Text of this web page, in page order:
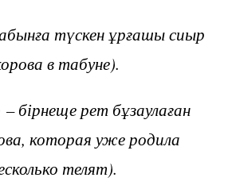
түскен ұрғашы сиыр
в табуне).
– бірнеще рет бұзаулаған
которая уже родила
телят).